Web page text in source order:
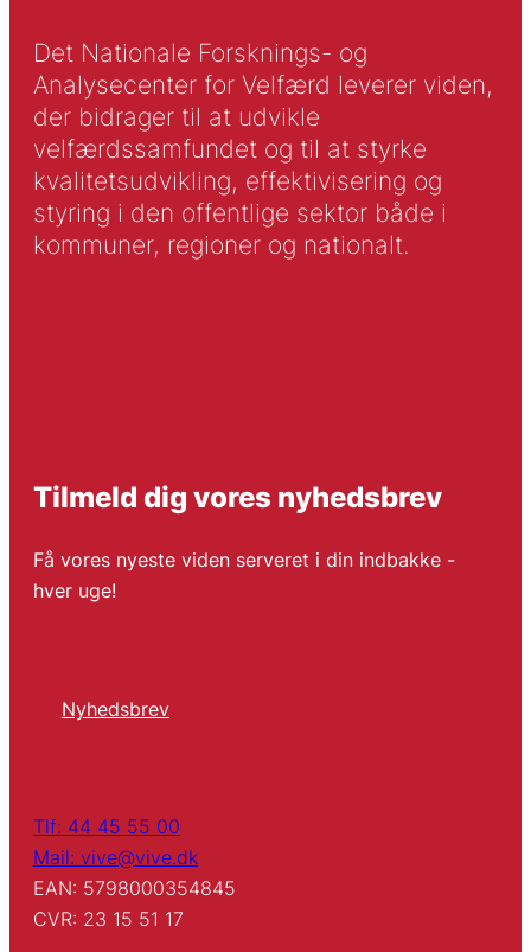
Det Nationale Forsknings- og
Analysecenter for Velfærd leverer viden,
der bidrager til at udvikle
velfærdssamfundet og til at styrke
kvalitetsudvikling, effektivisering og
styring i den offentlige sektor både i
kommuner, regioner og nationalt.
Tilmeld dig vores nyhedsbrev
Få vores nyeste viden serveret i din indbakke -
hver uge!
Nyhedsbrev
Tlf: 44 45 55 00
Mail: vive@vive.dk
EAN: 5798000354845
CVR: 23 15 51 17